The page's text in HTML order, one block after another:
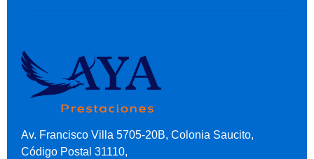
Av. Francisco Villa 5705-20B, Colonia Saucito,
Código Postal 31110,